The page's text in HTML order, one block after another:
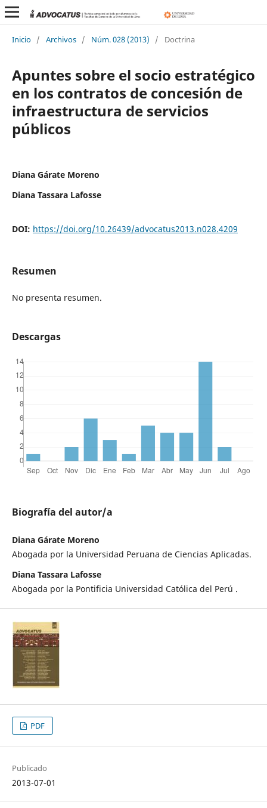
Inicio / Archivos / Núm. 028 (2013) / Doctrina
Apuntes sobre el socio estratégico
en los contratos de concesión de
infraestructura de servicios
públicos
Diana Gárate Moreno
Diana Tassara Lafosse
DOI: https://doi.org/10.26439/advocatus2013.n028.4209
Resumen
No presenta resumen.
Descargas
Biografía del autor/a
Diana Gárate Moreno
Abogada por la Universidad Peruana de Ciencias Aplicadas.
Diana Tassara Lafosse
Abogada por la Pontificia Universidad Católica del Perú .
PDF
Publicado
2013-07-01